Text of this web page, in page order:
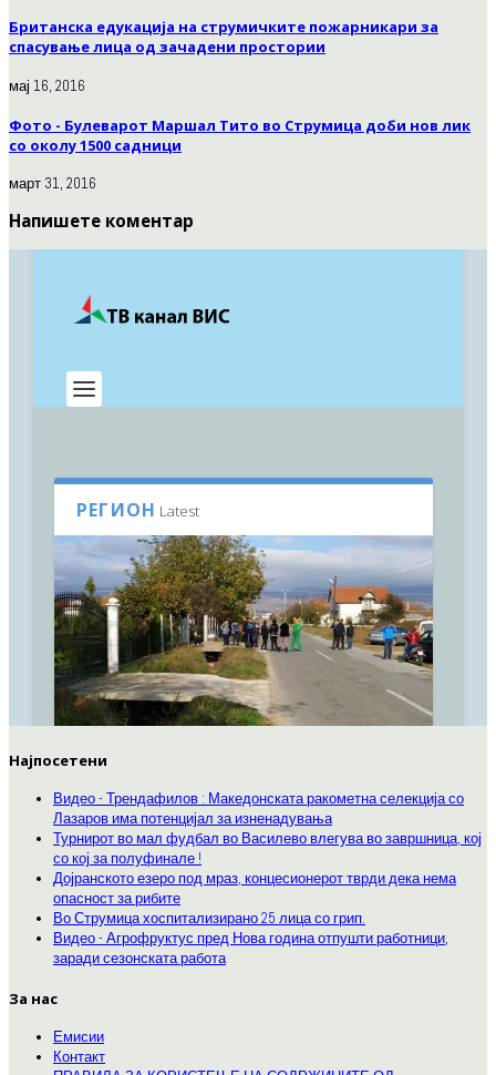
Британска едукација на струмичките пожарникари за
спасување лица од зачадени простории
мај 16, 2016
Фото - Булеварот Маршал Тито во Струмица доби нов лик
со околу 1500 садници
март 31, 2016
Напишете коментар
Најпосетени
Видео - Трендафилов : Македонската ракометна селекција со
Лазаров има потенцијал за изненадувања
Турнирот во мал фудбал во Василево влегува во завршница, кој
со кој за полуфинале !
Дојранското езеро под мраз, концесионерот тврди дека нема
опасност за рибите
Во Струмица хоспитализирано 25 лица со грип.
Видео - Агрофруктус пред Нова година отпушти работници,
заради сезонската работа
За нас
Емисии
Контакт